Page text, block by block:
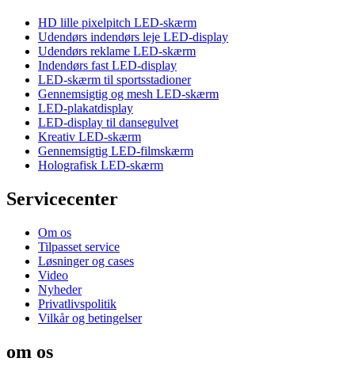
HD lille pixelpitch LED-skærm
Udendørs indendørs leje LED-display
Udendørs reklame LED-skærm
Indendørs fast LED-display
LED-skærm til sportsstadioner
Gennemsigtig og mesh LED-skærm
LED-plakatdisplay
LED-display til dansegulvet
Kreativ LED-skærm
Gennemsigtig LED-filmskærm
Holografisk LED-skærm
Servicecenter
Om os
Tilpasset service
Løsninger og cases
Video
Nyheder
Privatlivspolitik
Vilkår og betingelser
om os